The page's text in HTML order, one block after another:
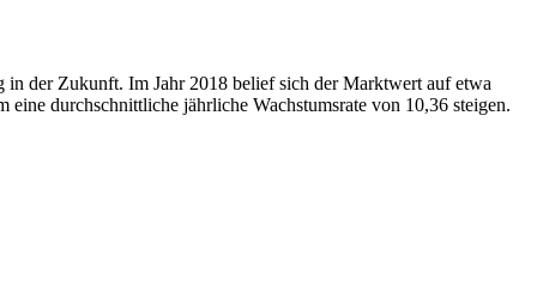
der Zukunft. Im Jahr 2018 belief sich der Marktwert auf etwa
durchschnittliche jährliche Wachstumsrate von 10,36 steigen.